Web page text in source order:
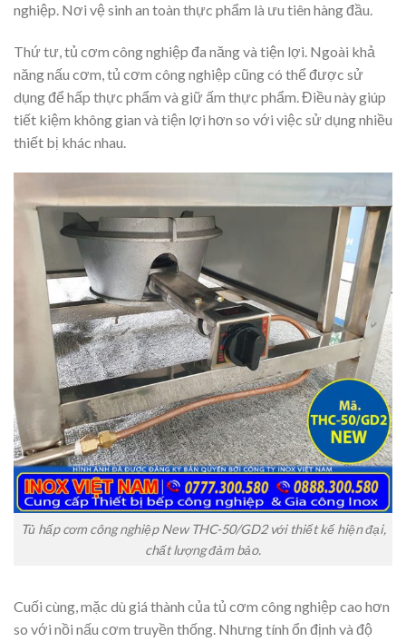
nghiệp. Nơi vệ sinh an toàn thực phẩm là ưu tiên hàng đầu.
Thứ tư, tủ cơm công nghiệp đa năng và tiện lợi. Ngoài khả
năng nấu cơm, tủ cơm công nghiệp cũng có thể được sử
dụng để hấp thực phẩm và giữ ấm thực phẩm. Điều này giúp
tiết kiệm không gian và tiện lợi hơn so với việc sử dụng nhiều
thiết bị khác nhau.
Tủ hấp cơm công nghiệp New THC-50/GD2 với thiết kế hiện đại,
chất lượng đảm bảo.
Cuối cùng, mặc dù giá thành của tủ cơm công nghiệp cao hơn
so với nồi nấu cơm truyền thống. Nhưng tính ổn định và độ